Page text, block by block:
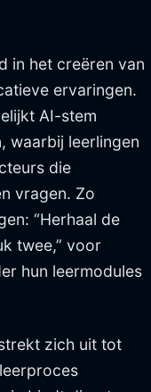
in het creëren van
ervaringen.
AI-stem
waarbij leerlingen
die
vragen. Zo
“Herhaal de
twee,” voor
hun leermodules
zich uit tot